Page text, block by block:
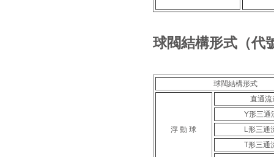
球閥結構形式（代
球閥結構形式
浮 動 球
直通流
Y形三通
L形三通
T形三通